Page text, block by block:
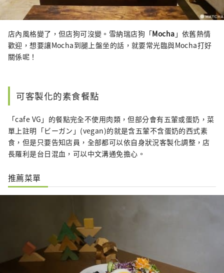
店內風格變了，但店狗可沒變。雪納瑞店狗「Mocha 」依舊熱情
歡迎，想要讓Mocha到腿上盤坐的話，就要常光臨與Mocha打好
關係呢！
可客製化的素食餐點
「cafe VG」的餐點完全不使用肉類，但部分會有五葷或蛋奶，菜
單上註明「ビーガン」(vegan)的就是含五葷不含蛋奶的西式素
食，但是只要告知店員，全部都可以依自身狀況客製化調整，店
長羅利是台日混血，可以中文溝通免擔心。
推薦菜單